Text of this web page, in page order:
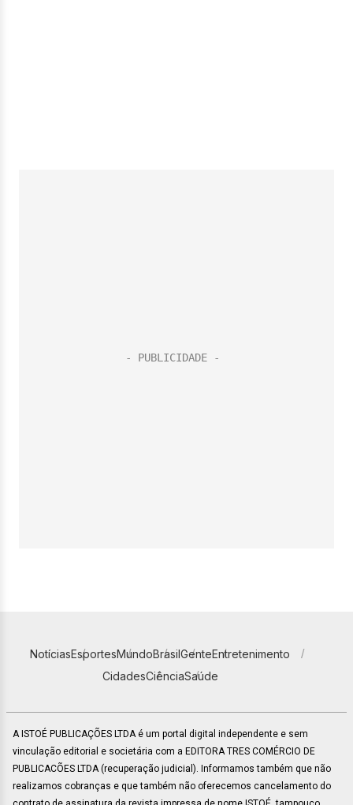
NotíciasEsportesMundoBrasilGenteEntretenimento
CidadesCiênciaSaúde
A ISTOÉ PUBLICAÇÕES LTDA é um portal digital independente e sem
vinculação editorial e societária com a EDITORA TRES COMÉRCIO DE
PUBLICACÕES LTDA (recuperação judicial). Informamos também que não
realizamos cobranças e que também não oferecemos cancelamento do